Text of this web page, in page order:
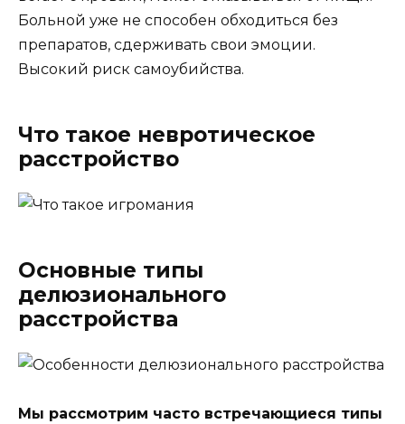
Больной уже не способен обходиться без
препаратов, сдерживать свои эмоции.
Высокий риск самоубийства.
Что такое невротическое
расстройство
Основные типы
делюзионального
расстройства
Мы рассмотрим часто встречающиеся типы